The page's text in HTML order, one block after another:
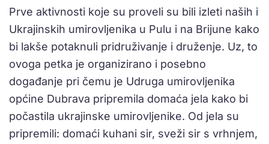
Prve aktivnosti koje su proveli su bili izleti naših i
Ukrajinskih umirovljenika u Pulu i na Brijune kako
bi lakše potaknuli pridruživanje i druženje. Uz, to
ovoga petka je organizirano i posebno
događanje pri čemu je Udruga umirovljenika
općine Dubrava pripremila domaća jela kako bi
počastila ukrajinske umirovljenike. Od jela su
pripremili: domaći kuhani sir, sveži sir s vrhnjem,